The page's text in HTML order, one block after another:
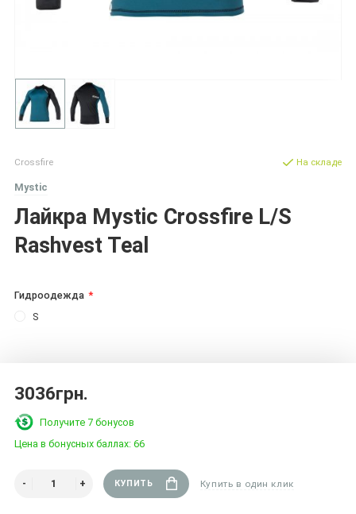
Crossfire
Mystic
Лайкра Mystic Crossfire L/S
Rashvest Teal
На складе
Гидроодежда
S
3036грн.
Получите 7 бонусов
Цена в бонусных баллах: 66
КУПИТЬ Купить в один клик